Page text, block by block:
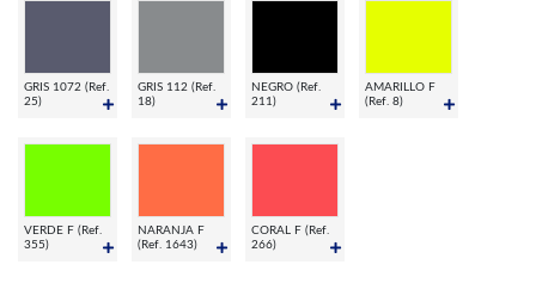
GRIS 1072 (Ref.
25)
GRIS 112 (Ref.
18)
NEGRO (Ref.
211)
AMARILLO F
(Ref. 8)
VERDE F (Ref.
355)
NARANJA F
(Ref. 1643)
CORAL F (Ref.
266)